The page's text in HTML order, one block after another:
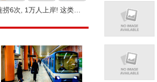
万人上岸! 这类职业今年首次获邀!